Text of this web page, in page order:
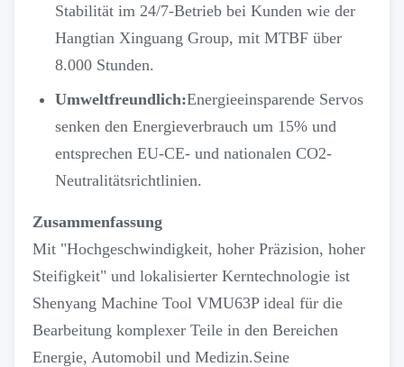
Stabilität im 24/7-Betrieb bei Kunden wie der
Hangtian Xinguang Group, mit MTBF über
8.000 Stunden.
Umweltfreundlich:Energieeinsparende Servos
senken den Energieverbrauch um 15% und
entsprechen EU-CE- und nationalen CO2-
Neutralitätsrichtlinien.
Zusammenfassung
Mit "Hochgeschwindigkeit, hoher Präzision, hoher
Steifigkeit" und lokalisierter Kerntechnologie ist
Shenyang Machine Tool VMU63P ideal für die
Bearbeitung komplexer Teile in den Bereichen
Energie, Automobil und Medizin.Seine